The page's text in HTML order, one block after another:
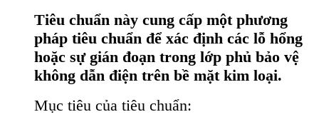
Tiêu chuẩn này cung cấp một phương
pháp tiêu chuẩn để xác định các lỗ hổng
hoặc sự gián đoạn trong lớp phủ bảo vệ
không dẫn điện trên bề mặt kim loại.
Mục tiêu của tiêu chuẩn: